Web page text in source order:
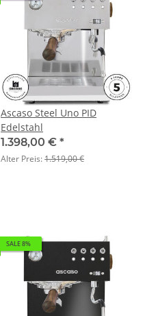
Ascaso Steel Uno PID
Edelstahl
1.398,00 € *
Alter Preis:1.519,00 €
SALE 8%